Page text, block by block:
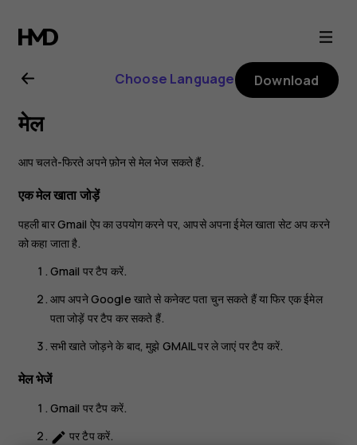
Nokia
C01
Plus
user
guide
Choose Language Download
मेल
आप चलते-फिरते अपने फ़ोन से मेल भेज सकते हैं.
एक मेल खाता जोड़ें
पहली बार Gmail ऐप का उपयोग करने पर, आपसे अपना ईमेल खाता सेट अप करने
को कहा जाता है.
Gmail पर टैप करें.
आप अपने Google खाते से कनेक्ट पता चुन सकते हैं या फिर एक ईमेल
पता जोड़ें पर टैप कर सकते हैं.
सभी खाते जोड़ने के बाद,मुझे GMAIL पर ले जाएंपर टैप करें.
मेल भेजें
Gmail पर टैप करें.
create पर टैप करें.